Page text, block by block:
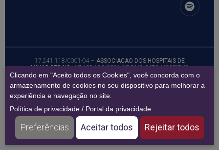
Clicando em "Aceito todos os Cookies", você concorda com o
armazenamento de cookies no seu dispositivo para melhorar a
experiência e navegação no site.
Política de privacidade / Portal da privacidade
Preferências Aceitar todos Rejeitar todos
17.241.118/0001-04 – ASSOCIACAO DOS HOSPITAIS DE
MINAS GERAIS| 17.450.123/0001-27 SINDICATO HOSPITAIS
CLINICAS E CASAS SAUDE EST M GERAIS
Copyright © 2026 – Todos os direitos reservados.